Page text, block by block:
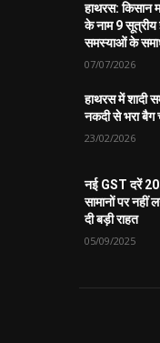
हाथरस: किसान
के नाम 9 सूत्रीय
समस्याओं के
07/07/2026
हाथरस में शादी
नकदी से भरा बैग
23/02/2026
नई GST दरें
सामानों पर नहीं
दी बड़ी राहत
05/09/2025